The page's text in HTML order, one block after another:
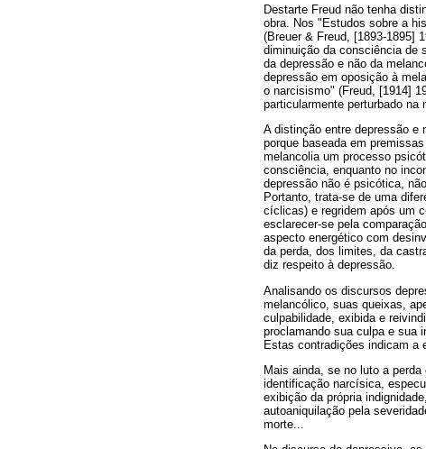
Destarte Freud não tenha
obra. Nos "Estudos sobre a
(Breuer & Freud, [1893-1895]
diminuição da consciência de
da depressão e não da
depressão em oposição à
o narcisismo" (Freud, [1914]
particularmente perturbado na
A distinção entre depressão e
porque baseada em
melancolia um processo
consciência, enquanto no
depressão não é psicótica,
Portanto, trata-se de uma
cíclicas) e regridem após um
esclarecer-se pela
aspecto energético com
da perda, dos limites, da
diz respeito à depressão.
Analisando os discursos
melancólico, suas queixas,
culpabilidade, exibida e
proclamando sua culpa e sua
Estas contradições indicam a
Mais ainda, se no luto a
identificação narcísica,
exibição da própria
autoaniquilação pela
morte...